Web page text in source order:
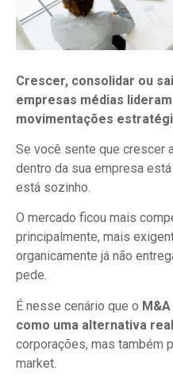
Crescer, consolidar ou
empresas médias
movimentações
Se você sente que crescer
dentro da sua empresa
está sozinho.
O mercado ficou mais
principalmente, mais
organicamente já não
pede.
É nesse cenário que o
como uma alternativa real
corporações, mas também
market.